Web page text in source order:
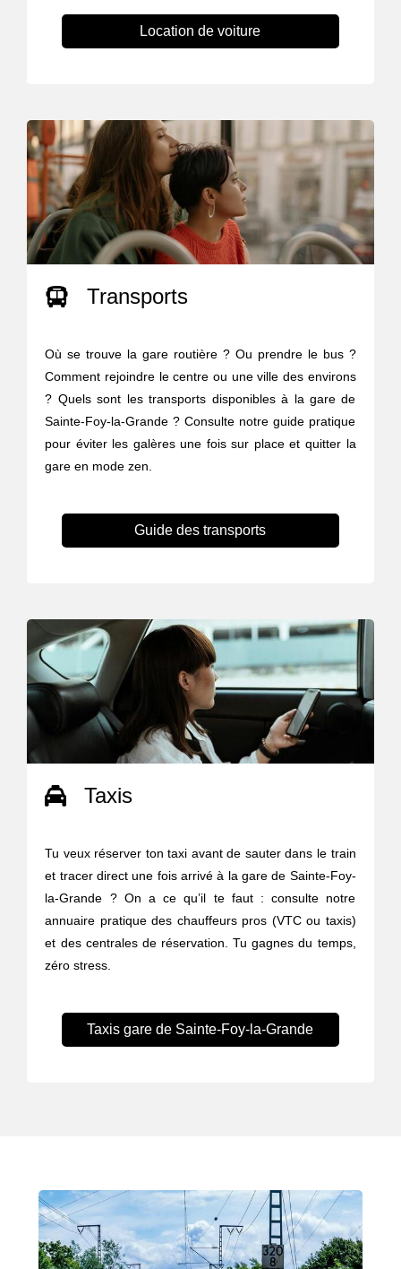
Location de voiture
Transports
Où se trouve la gare routière ? Ou prendre le bus ?
Comment rejoindre le centre ou une ville des environs
? Quels sont les transports disponibles à la gare de
Sainte-Foy-la-Grande ? Consulte notre guide pratique
pour éviter les galères une fois sur place et quitter la
gare en mode zen.
Guide des transports
Taxis
Tu veux réserver ton taxi avant de sauter dans le train
et tracer direct une fois arrivé à la gare de Sainte-Foy-
la-Grande ? On a ce qu’il te faut : consulte notre
annuaire pratique des chauffeurs pros (VTC ou taxis)
et des centrales de réservation. Tu gagnes du temps,
zéro stress.
Taxis gare de Sainte-Foy-la-Grande